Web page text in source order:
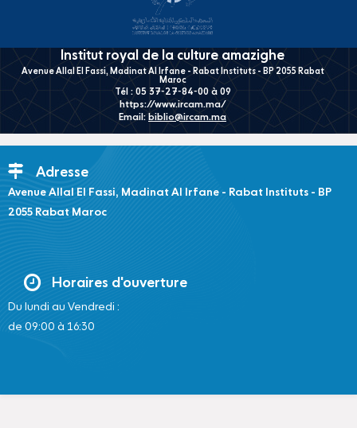
Institut royal de la culture amazighe
Avenue Allal El Fassi, Madinat Al Irfane - Rabat Instituts - BP 2055 Rabat
Maroc
Tél : 05 37-27-84-00 à 09
https://www.ircam.ma/
Email: biblio@ircam.ma
Adresse
Avenue Allal El Fassi, Madinat Al Irfane - Rabat Instituts - BP
2055 Rabat Maroc
Horaires d'ouverture
Du lundi au Vendredi :
de 09:00 à 16:30